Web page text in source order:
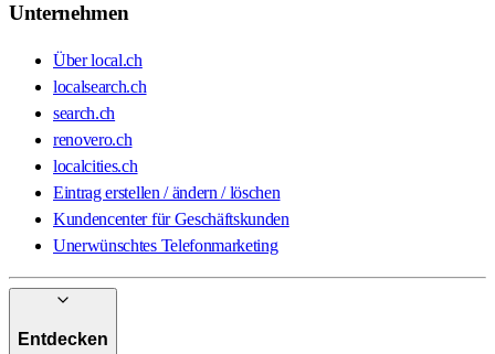
Unternehmen
Über local.ch
localsearch.ch
search.ch
renovero.ch
localcities.ch
Eintrag erstellen / ändern / löschen
Kundencenter für Geschäftskunden
Unerwünschtes Telefonmarketing
Entdecken